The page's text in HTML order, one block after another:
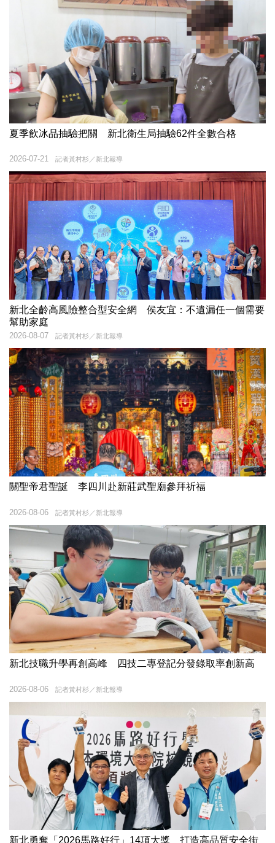
夏季飲冰品抽驗把關 新北衛生局抽驗62件全數合格
記者黃村杉／新北報導
2026-07-21
新北全齡高風險整合型安全網 侯友宜：不遺漏任一個需要
幫助家庭
記者黃村杉／新北報導
2026-08-07
關聖帝君聖誕 李四川赴新莊武聖廟參拜祈福
記者黃村杉／新北報導
2026-08-06
新北技職升學再創高峰 四技二專登記分發錄取率創新高
記者黃村杉／新北報導
2026-08-06
新北勇奪「2026馬路好行」14項大獎 打造高品質安全街